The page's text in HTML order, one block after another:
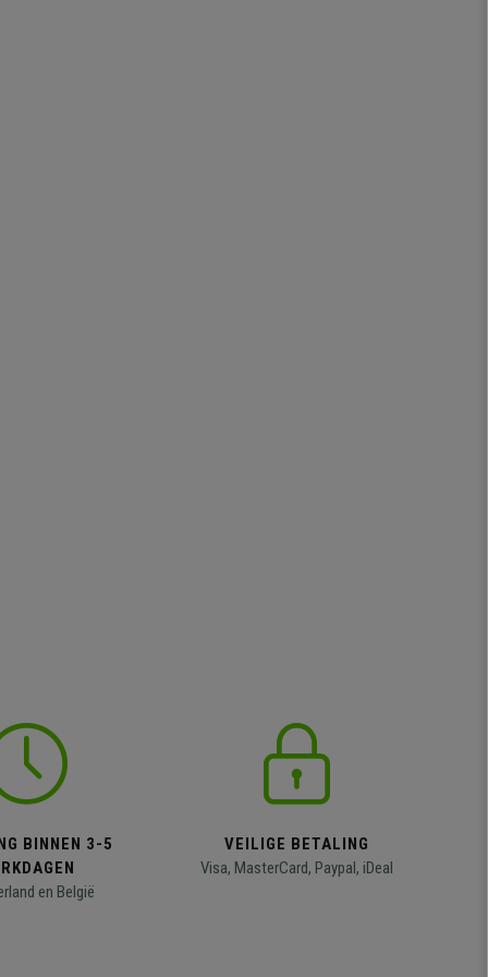
BINNEN 3-5
en België
VEILIGE BETALING
Visa, MasterCard, Paypal, iDeal